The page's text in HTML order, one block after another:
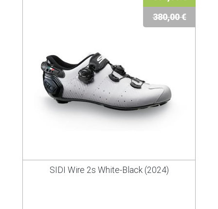
380,00 €
SIDI Wire 2s White-Black (2024)